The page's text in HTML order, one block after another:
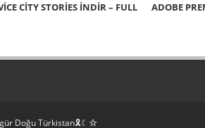
CITY STORIES İNDIR – FULL
ADOBE
Doğu Türkistan🎗☾☆